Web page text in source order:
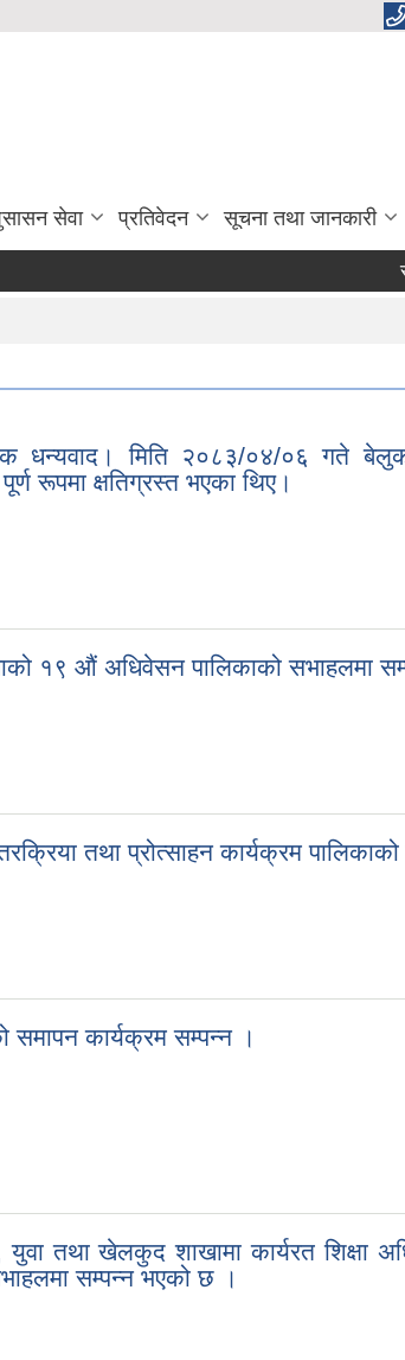
सेवा प्रतिवेदन सूचना तथा जानकारी
धन्यवाद। मिति २०८३/०४/०६ गते
रूपमा क्षतिग्रस्त भएका थिए।
१९ औं अधिवेसन पालिकाको सभाहलमा
तथा प्रोत्साहन कार्यक्रम
समापन कार्यक्रम सम्पन्न ।
तथा खेलकुद शाखामा कार्यरत शिक्षा
सम्पन्न भएको छ ।